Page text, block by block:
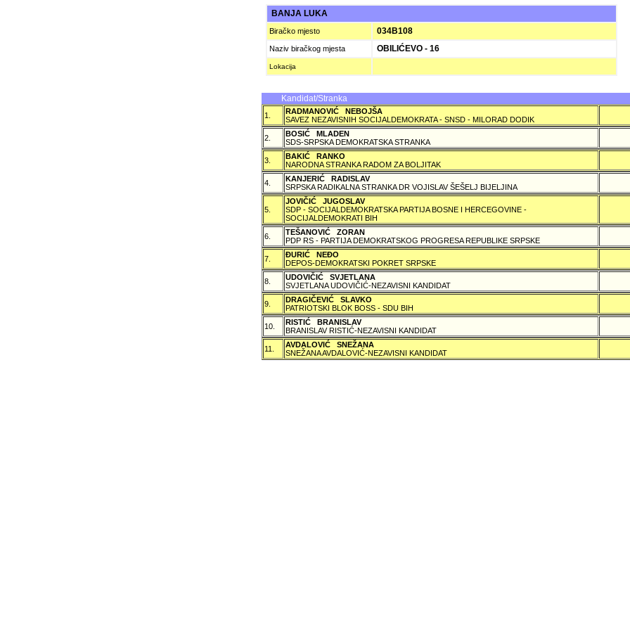
BANJA LUKA
Biračko mjesto 034B108
Naziv biračkog mjesta OBILIĆEVO - 16
Lokacija
Kandidat/Stranka
1.
RADMANOVIĆ NEBOJŠA
SAVEZ NEZAVISNIH SOCIJALDEMOKRATA - SNSD - MILORAD DODIK
2.
BOSIĆ MLADEN
SDS-SRPSKA DEMOKRATSKA STRANKA
3.
BAKIĆ RANKO
NARODNA STRANKA RADOM ZA BOLJITAK
4.
KANJERIĆ RADISLAV
SRPSKA RADIKALNA STRANKA DR VOJISLAV ŠEŠELJ BIJELJINA
5.
JOVIČIĆ JUGOSLAV
SDP - SOCIJALDEMOKRATSKA PARTIJA BOSNE I HERCEGOVINE -
SOCIJALDEMOKRATI BIH
6.
TEŠANOVIĆ ZORAN
PDP RS - PARTIJA DEMOKRATSKOG PROGRESA REPUBLIKE SRPSKE
7.
ÐURIĆ NEÐO
DEPOS-DEMOKRATSKI POKRET SRPSKE
8.
UDOVIČIĆ SVJETLANA
SVJETLANA UDOVIČIĆ-NEZAVISNI KANDIDAT
9.
DRAGIČEVIĆ SLAVKO
PATRIOTSKI BLOK BOSS - SDU BIH
10.
RISTIĆ BRANISLAV
BRANISLAV RISTIĆ-NEZAVISNI KANDIDAT
11.
AVDALOVIĆ SNEŽANA
SNEŽANA AVDALOVIĆ-NEZAVISNI KANDIDAT